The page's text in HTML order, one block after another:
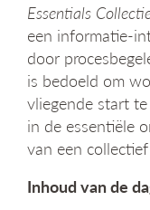
Essentials
een informatie-
door
is bedoeld om
vliegende start
in de essentiële
van een
Inhoud van de